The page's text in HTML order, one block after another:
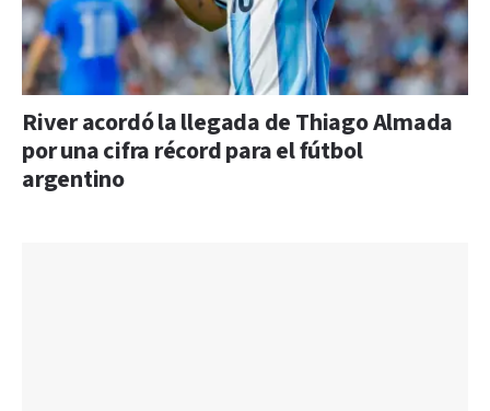
River acordó la llegada de Thiago Almada
por una cifra récord para el fútbol
argentino